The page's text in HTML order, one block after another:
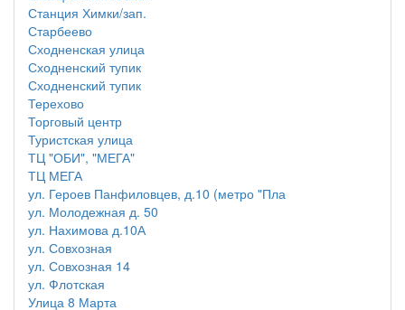
Станция Химки/зап.
Старбеево
Сходненская улица
Сходненский тупик
Сходненский тупик
Терехово
Торговый центр
Туристская улица
ТЦ "ОБИ", "МЕГА"
ТЦ МЕГА
ул. Героев Панфиловцев, д.10 (метро "Пла
ул. Молодежная д. 50
ул. Нахимова д.10А
ул. Совхозная
ул. Совхозная 14
ул. Флотская
Улица 8 Марта